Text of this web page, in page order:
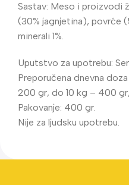
Sastav: Meso i proizvodi
(30% jagnjetina), povrće
minerali 1%.
Uputstvo za upotrebu:
Preporučena dnevna
200 gr, do 10 kg – 400
Pakovanje: 400 gr.
Nije za ljudsku upotrebu.